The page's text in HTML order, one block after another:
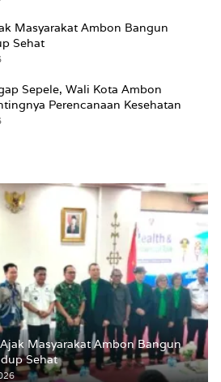
Masyarakat Ambon Bangun
Sehat
Sepele, Wali Kota Ambon
Perencanaan Kesehatan
Masyarakat Ambon Bangun
Sehat